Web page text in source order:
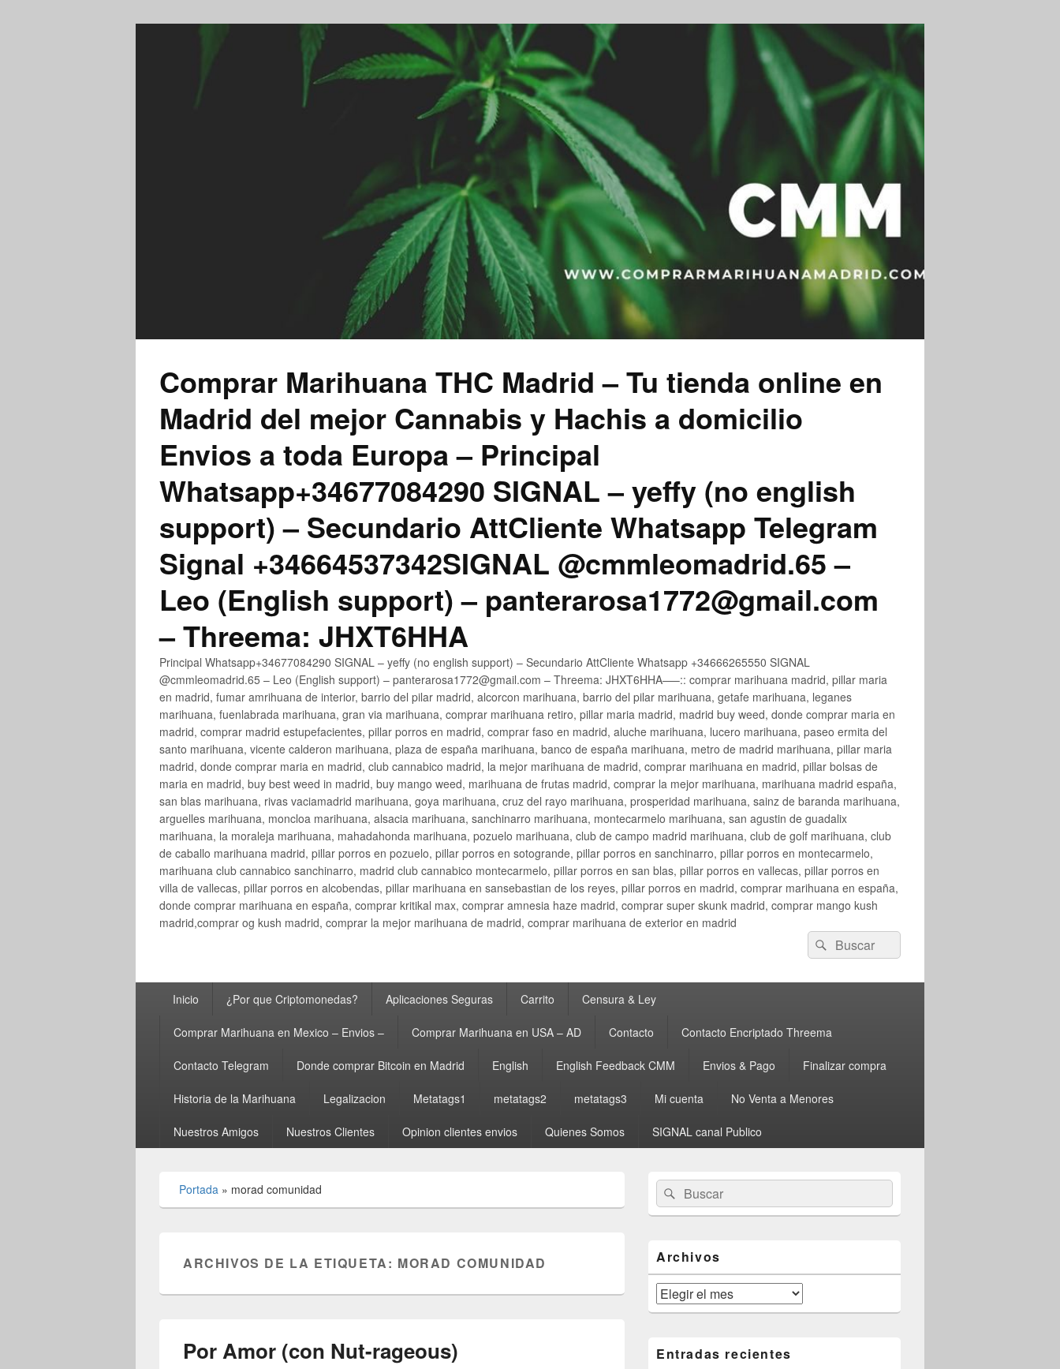
Comprar Marihuana THC Madrid – Tu tienda online en
Madrid del mejor Cannabis y Hachis a domicilio
Envios a toda Europa – Principal
Whatsapp+34677084290 SIGNAL – yeffy (no english
support) – Secundario AttCliente Whatsapp Telegram
Signal +34664537342SIGNAL @cmmleomadrid.65 –
Leo (English support) – panterarosa1772@gmail.com
– Threema: JHXT6HHA
Principal Whatsapp+34677084290 SIGNAL – yeffy (no english support) – Secundario AttCliente Whatsapp +34666265550 SIGNAL
@cmmleomadrid.65 – Leo (English support) – panterarosa1772@gmail.com – Threema: JHXT6HHA—–:: comprar marihuana madrid, pillar maria
en madrid, fumar amrihuana de interior, barrio del pilar madrid, alcorcon marihuana, barrio del pilar marihuana, getafe marihuana, leganes
marihuana, fuenlabrada marihuana, gran via marihuana, comprar marihuana retiro, pillar maria madrid, madrid buy weed, donde comprar maria en
madrid, comprar madrid estupefacientes, pillar porros en madrid, comprar faso en madrid, aluche marihuana, lucero marihuana, paseo ermita del
santo marihuana, vicente calderon marihuana, plaza de españa marihuana, banco de españa marihuana, metro de madrid marihuana, pillar maria
madrid, donde comprar maria en madrid, club cannabico madrid, la mejor marihuana de madrid, comprar marihuana en madrid, pillar bolsas de
maria en madrid, buy best weed in madrid, buy mango weed, marihuana de frutas madrid, comprar la mejor marihuana, marihuana madrid españa,
san blas marihuana, rivas vaciamadrid marihuana, goya marihuana, cruz del rayo marihuana, prosperidad marihuana, sainz de baranda marihuana,
arguelles marihuana, moncloa marihuana, alsacia marihuana, sanchinarro marihuana, montecarmelo marihuana, san agustin de guadalix
marihuana, la moraleja marihuana, mahadahonda marihuana, pozuelo marihuana, club de campo madrid marihuana, club de golf marihuana, club
de caballo marihuana madrid, pillar porros en pozuelo, pillar porros en sotogrande, pillar porros en sanchinarro, pillar porros en montecarmelo,
marihuana club cannabico sanchinarro, madrid club cannabico montecarmelo, pillar porros en san blas, pillar porros en vallecas, pillar porros en
villa de vallecas, pillar porros en alcobendas, pillar marihuana en sansebastian de los reyes, pillar porros en madrid, comprar marihuana en españa,
donde comprar marihuana en españa, comprar kritikal max, comprar amnesia haze madrid, comprar super skunk madrid, comprar mango kush
madrid,comprar og kush madrid, comprar la mejor marihuana de madrid, comprar marihuana de exterior en madrid
Buscar
por:
Buscar
principalInicio ¿Por que Criptomonedas? Aplicaciones Seguras Carrito Censura & Ley
Comprar Marihuana en Mexico – Envios – Comprar Marihuana en USA – AD Contacto Contacto Encriptado Threema
Contacto Telegram Donde comprar Bitcoin en Madrid English English Feedback CMM Envios & Pago Finalizar compra
Historia de la Marihuana Legalizacion Metatags1 metatags2 metatags3 Mi cuenta No Venta a Menores
Nuestros Amigos Nuestros Clientes Opinion clientes envios Quienes Somos SIGNAL canal Publico
Portada » morad comunidad
ARCHIVOS DE LA ETIQUETA: MORAD COMUNIDAD
Por Amor (con Nut-rageous)
área
de
widget
lateral
primaria
Buscar
por:
Buscar
Archivos
Archivos
Entradas recientes